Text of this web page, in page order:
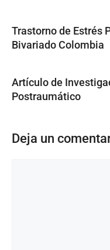
Trastorno de Estrés
Bivariado Colombia
Artículo de
Postraumático
Deja un